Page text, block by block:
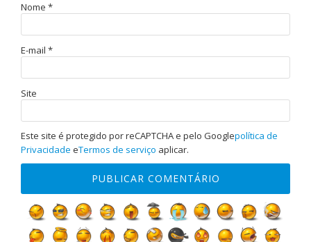
Nome *
E-mail *
Site
Este site é protegido por reCAPTCHA e pelo Googlepolítica de
Privacidade eTermos de serviço aplicar.